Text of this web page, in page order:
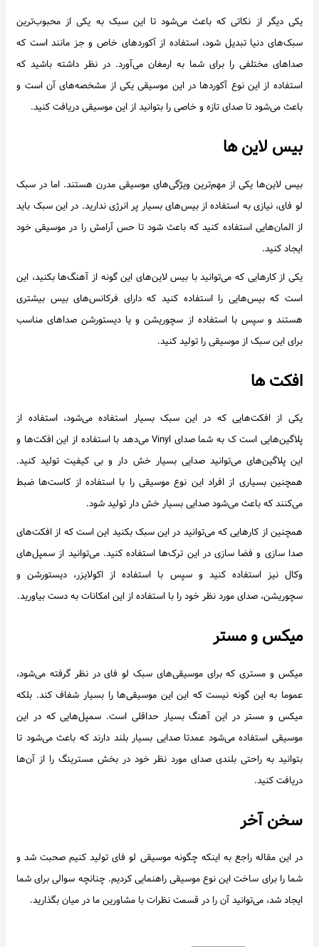
یکی دیگر از نکاتی که باعث می‌شود تا این سبک به یکی از محبوب‌ترین
سبک‌های دنیا تبدیل شود، استفاده از آکوردهای خاص و جز مانند است که
صداهای مختلفی را برای شما به ارمغان می‌آورد. در نظر داشته باشید که
استفاده از این نوع آکوردها در این موسیقی یکی از مشخصه‌های آن است و
باعث می‌شود تا صدای تازه و خاصی را بتوانید از این موسیقی دریافت کنید.
بیس لاین ها
بیس لاین‌ها یکی از مهم‌ترین ویژگی‌های موسیقی مدرن هستند. اما در سبک
لو فای، نیازی به استفاده از بیس‌های بسیار پر انرژی ندارید. در این سبک باید
از المان‌هایی استفاده کنید که باعث شود تا حس آرامش را در موسیقی خود
ایجاد کنید.
یکی از کارهایی که می‌توانید با بیس لاین‌های این گونه از آهنگ‌ها بکنید، این
است که بیس‌هایی را استفاده کنید که دارای فرکانس‌های بیس بیشتری
هستند و سپس با استفاده از سچوریشن و یا دیستورشن صداهای مناسب
برای این سبک از موسیقی را تولید کنید.
افکت ها
یکی از افکت‌هایی که در این سبک بسیار استفاده می‌شود، استفاده از
پلاگین‌هایی است ک به شما صدای Vinyl می‌دهد با استفاده از این افکت‌ها و
این پلاگین‌های می‌توانید صدایی بسیار خش دار و بی کیفیت تولید کنید.
همچنین بسیاری از افراد این نوع موسیقی را با استفاده از کاست‌ها ضبط
می‌کنند که باعث می‌شود صدایی بسیار خش دار تولید شود.
همچنین از کارهایی که می‌توانید در این سبک بکنید این است که از افکت‌های
صدا سازی و فضا سازی در این ترک‌ها استفاده کنید. می‌توانید از سمپل‌های
وکال نیز استفاده کنید و سپس با استفاده از اکولایزر، دیستورشن و
سچوریشن، صدای مورد نظر خود را با استفاده از این امکانات به دست بیاورید.
میکس و مستر
میکس و مستری که برای موسیقی‌های سبک لو فای در نظر گرفته می‌شود،
عموما به این گونه نیست که این این موسیقی‌ها را بسیار شفاف کند. بلکه
میکس و مستر در این آهنگ بسیار حداقلی است. سمپل‌هایی که در این
موسیقی استفاده می‌شود عمدتا صدایی بسیار بلند دارند که باعث می‌شود تا
بتوانید به راحتی بلندی صدای مورد نظر خود در بخش مسترینگ را از آن‌ها
دریافت کنید.
سخن آخر
در این مقاله راجع به اینکه چگونه موسیقی لو فای تولید کنیم صحبت شد و
شما را برای ساخت این نوع موسیقی راهنمایی کردیم. چنانچه سوالی برای شما
ایجاد شد، می‌توانید آن را در قسمت نظرات با مشاورین ما در میان بگذارید.